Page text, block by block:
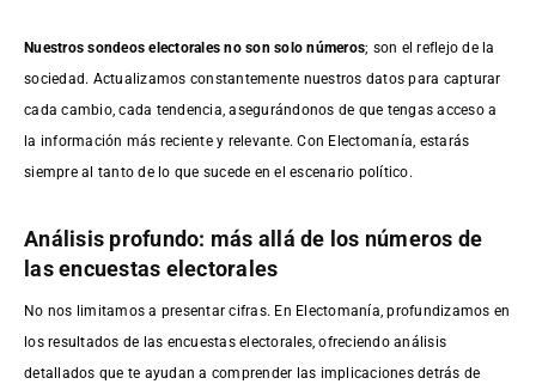
Nuestros sondeos electorales no son solo números; son el reflejo de la
sociedad. Actualizamos constantemente nuestros datos para capturar
cada cambio, cada tendencia, asegurándonos de que tengas acceso a
la información más reciente y relevante. Con Electomanía, estarás
siempre al tanto de lo que sucede en el escenario político.
Análisis profundo: más allá de los números de
las encuestas electorales
No nos limitamos a presentar cifras. En Electomanía, profundizamos en
los resultados de las encuestas electorales, ofreciendo análisis
detallados que te ayudan a comprender las implicaciones detrás de